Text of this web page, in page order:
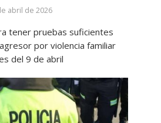
abril de 2026
tener pruebas suficientes
por violencia familiar
del 9 de abril